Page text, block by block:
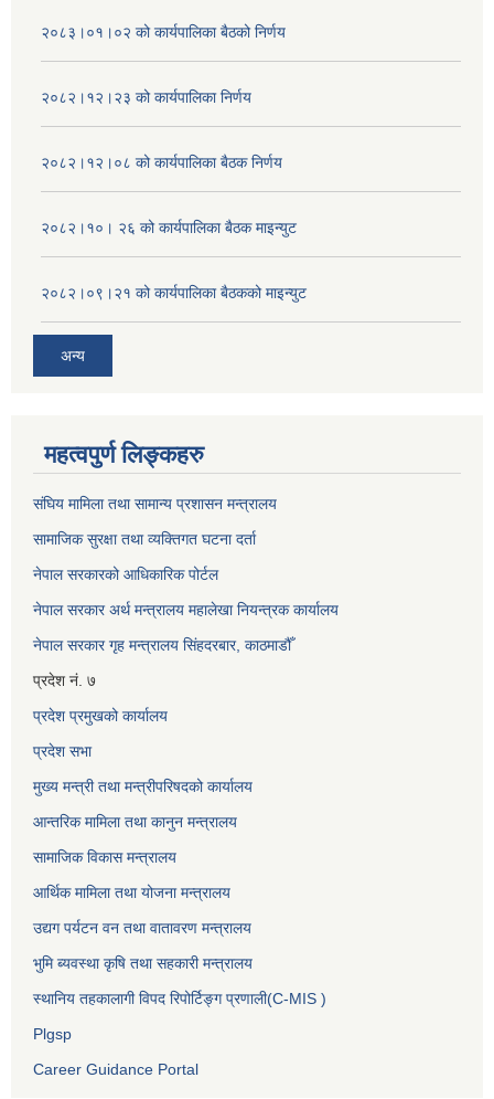
२०८३।०१।०२ को कार्यपालिका बैठको निर्णय
२०८२।१२।२३ को कार्यपालिका निर्णय
२०८२।१२।०८ को कार्यपालिका बैठक निर्णय
२०८२।१०। २६ को कार्यपालिका बैठक माइन्युट
२०८२।०९।२१ को कार्यपालिका बैठकको माइन्युट
अन्य
महत्वपुर्ण लिङ्कहरु
संघिय मामिला तथा सामान्य प्रशासन मन्त्रालय
सामाजिक सुरक्षा तथा व्यक्तिगत घटना दर्ता
नेपाल सरकारको आधिकारिक पोर्टल
नेपाल सरकार अर्थ मन्त्रालय महालेखा नियन्त्रक कार्यालय
नेपाल सरकार गृह मन्त्रालय सिंहदरबार, काठमाडौँ
प्रदेश नं. ७
प्रदेश प्रमुखको कार्यालय
प्रदेश सभा
मुख्य मन्त्री तथा मन्त्रीपरिषदको कार्यालय
आन्तरिक मामिला तथा कानुन मन्त्रालय
सामाजिक विकास मन्त्रालय
आर्थिक मामिला तथा योजना मन्त्रालय
उद्यग पर्यटन वन तथा वातावरण मन्त्रालय
भुमि ब्यवस्था कृषि तथा सहकारी मन्त्रालय
स्थानिय तहकालागी विपद रिपोर्टिङ्ग प्रणाली(C-MIS )
Plgsp
Career Guidance Portal